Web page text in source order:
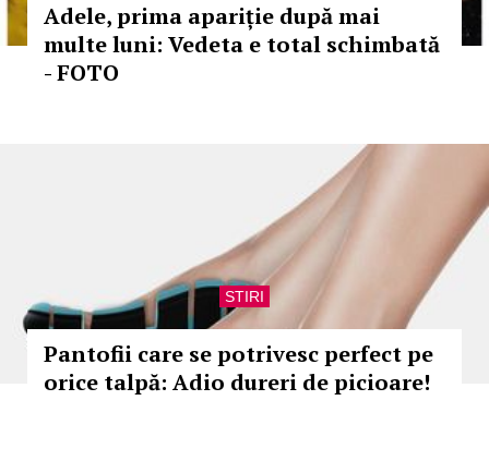
Adele, prima apariție după mai
multe luni: Vedeta e total schimbată
- FOTO
STIRI
Pantofii care se potrivesc perfect pe
orice talpă: Adio dureri de picioare!